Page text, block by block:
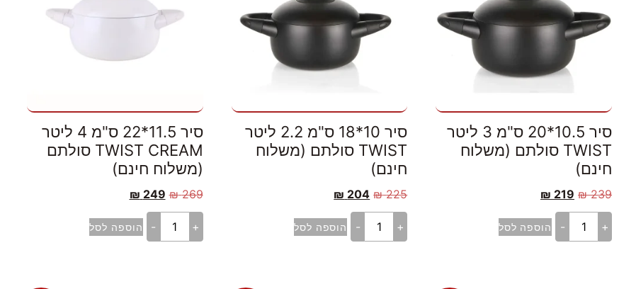
סיר 10.5*20 ס"מ 3 ליטר
TWIST סולתם (משלוח
חינם)
239
₪
219
₪
+
- הוספה לסל
סיר 10*18 ס"מ 2.2 ליטר
TWIST סולתם (משלוח
חינם)
225
₪
204
₪
+
- הוספה לסל
סיר 11.5*22 ס"מ 4 ליטר
TWIST CREAM סולתם
(משלוח חינם)
269
₪
249
₪
+
- הוספה לסל